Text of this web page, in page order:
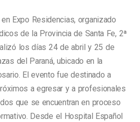
Expo Residencias, organizado
de la Provincia de Santa Fe, 2ª
los días 24 de abril y 25 de
del Paraná, ubicado en la
El evento fue destinado a
a egresar y a profesionales
que se encuentran en proceso
Desde el Hospital Español